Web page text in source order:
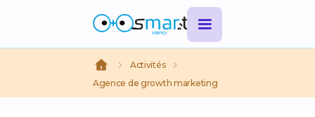
Activités
Agence de growth marketing